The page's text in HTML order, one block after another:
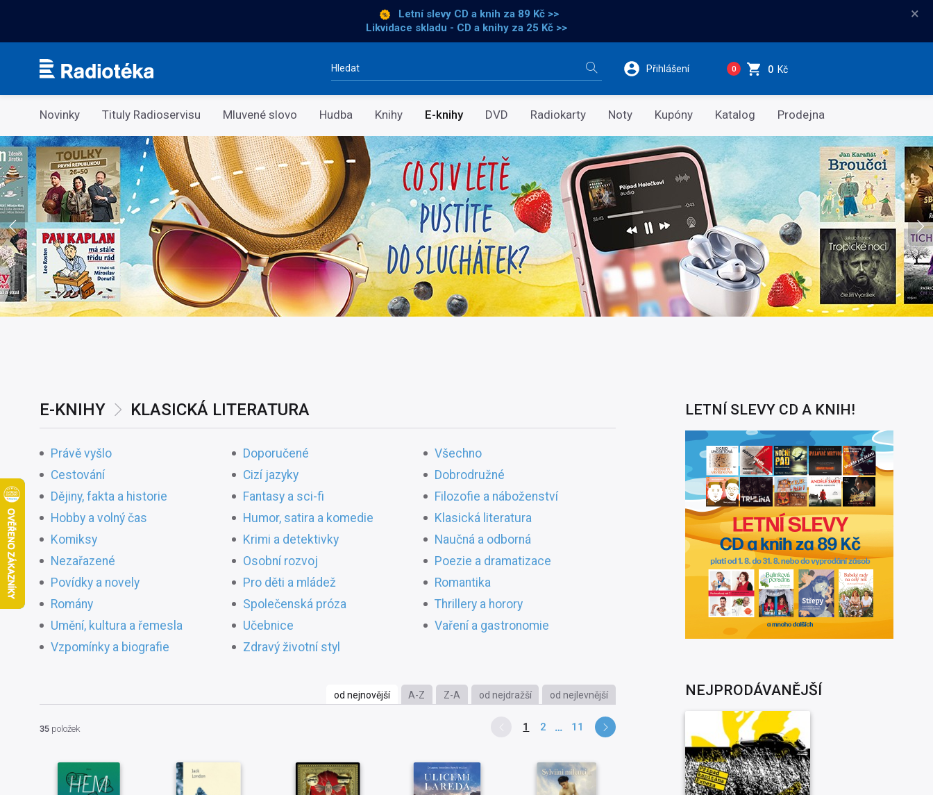
Letní slevy CD a knih za 89 Kč >>
Likvidace skladu - CD a knihy za 25 Kč >>
×
Vyhledávání Přihlášení 0 0 Kč
Kategorie
Novinky Tituly Radioservisu Mluvené slovo Hudba Knihy E-knihy DVD Radiokarty Noty Kupóny Katalog Prodejna
Co si v létě pustíte do sluchátek?
E-KNIHY KLASICKÁ LITERATURA
Právě vyšlo Doporučené
Všechno
Cestování
Cizí jazyky
Dobrodružné
Dějiny, fakta a historie
Fantasy a sci-fi
Filozofie a náboženství
Hobby a volný čas
Humor, satira a komedie
Klasická literatura
Komiksy
Krimi a detektivky
Naučná a odborná
Nezařazené
Osobní rozvoj
Poezie a dramatizace
Povídky a novely
Pro děti a mládež
Romantika
Romány
Společenská próza
Thrillery a horory
Umění, kultura a řemesla
Učebnice
Vaření a gastronomie
Vzpomínky a biografie
Zdravý životní styl
od nejnovější A-Z Z-A od nejdražší od nejlevnější
35 položek 1 2 11
LETNÍ SLEVY CD A KNIH!
NEJPRODÁVANĚJŠÍ